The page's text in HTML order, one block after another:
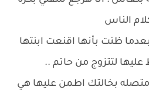
الناس
ظنت بأنها اقنعت ابنتها
لتتزوج من حاتم ..
متصله بخالتك اطمن عليها هي